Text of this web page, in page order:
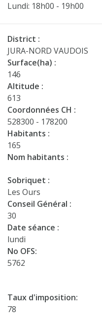
Lundi: 18h00 - 19h00
District :
JURA-NORD VAUDOIS
Surface(ha) :
146
Altitude :
613
Coordonnées CH :
528300 - 178200
Habitants :
165
Nom habitants :
Sobriquet :
Les Ours
Conseil Général :
30
Date séance :
lundi
No OFS:
5762
Taux d'imposition:
78